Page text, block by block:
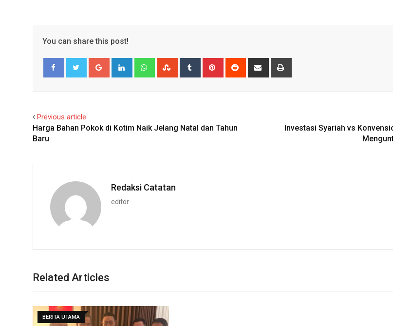
You can share this post!
Google+ LinkedIn WhatsappStumbleUpon
Tumblr Pinterest Reddit
Share
Previous article
Harga Bahan Pokok di Kotim Naik Jelang Natal dan Tahun
Baru
Investasi Syariah vs
Redaksi Catatan
editor
Related Articles
BERITA UTAMA